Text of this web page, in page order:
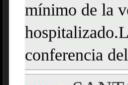
mínimo de la
conferencia